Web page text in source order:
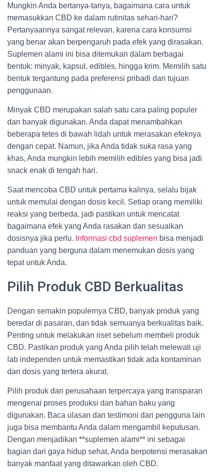
Mungkin Anda bertanya-tanya, bagaimana cara untuk
memasukkan CBD ke dalam rutinitas sehari-hari?
Pertanyaannya sangat relevan, karena cara konsumsi
yang benar akan berpengaruh pada efek yang dirasakan.
Suplemen alami ini bisa ditemukan dalam berbagai
bentuk: minyak, kapsul, edibles, hingga krim. Memilih satu
bentuk tergantung pada preferensi pribadi dan tujuan
penggunaan.
Minyak CBD merupakan salah satu cara paling populer
dan banyak digunakan. Anda dapat menambahkan
beberapa tetes di bawah lidah untuk merasakan efeknya
dengan cepat. Namun, jika Anda tidak suka rasa yang
khas, Anda mungkin lebih memilih edibles yang bisa jadi
snack enak di tengah hari.
Saat mencoba CBD untuk pertama kalinya, selalu bijak
untuk memulai dengan dosis kecil. Setiap orang memiliki
reaksi yang berbeda, jadi pastikan untuk mencatat
bagaimana efek yang Anda rasakan dan sesuaikan
dosisnya jika perlu. Informasi cbd suplemen bisa menjadi
panduan yang berguna dalam menemukan dosis yang
tepat untuk Anda.
Pilih Produk CBD Berkualitas
Dengan semakin populernya CBD, banyak produk yang
beredar di pasaran, dan tidak semuanya berkualitas baik.
Penting untuk melakukan riset sebelum membeli produk
CBD. Pastikan produk yang Anda pilih telah melewati uji
lab independen untuk memastikan tidak ada kontaminan
dan dosis yang tertera akurat.
Pilih produk dari perusahaan terpercaya yang transparan
mengenai proses produksi dan bahan baku yang
digunakan. Baca ulasan dan testimoni dari pengguna lain
juga bisa membantu Anda dalam mengambil keputusan.
Dengan menjadikan **suplemen alami** ini sebagai
bagian dari gaya hidup sehat, Anda berpotensi merasakan
banyak manfaat yang ditawarkan oleh CBD.